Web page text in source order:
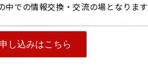
中での情報交換・交流の場となります
申し込みはこちら